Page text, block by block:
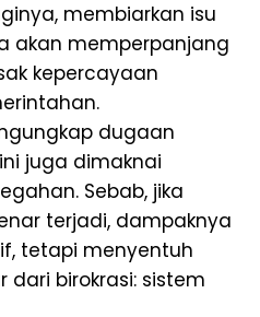
membiarkan isu
akan memperpanjang
kepercayaan
dugaan
juga dimaknai
Sebab, jika
terjadi, dampaknya
tetapi menyentuh
birokrasi: sistem